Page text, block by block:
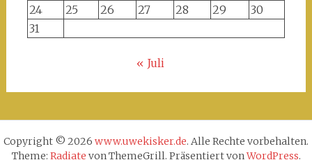
24
25 26 27 28 29
30
31
« Juli
Copyright © 2026 www.uwekisker.de. Alle Rechte vorbehalten.
Theme: Radiate von ThemeGrill. Präsentiert vonWordPress.